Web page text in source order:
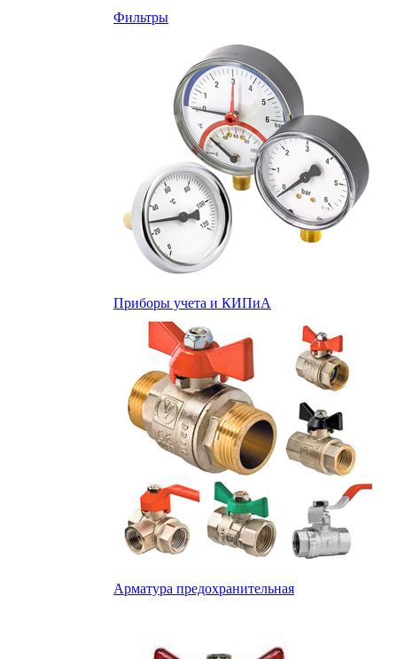
Фильтры
Приборы учета и КИПиА
Арматура предохранительная